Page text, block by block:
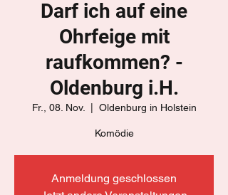
Darf ich auf eine
Ohrfeige mit
raufkommen? -
Oldenburg i.H.
Fr., 08. Nov. Oldenburg in Holstein
Komödie
Anmeldung geschlossen